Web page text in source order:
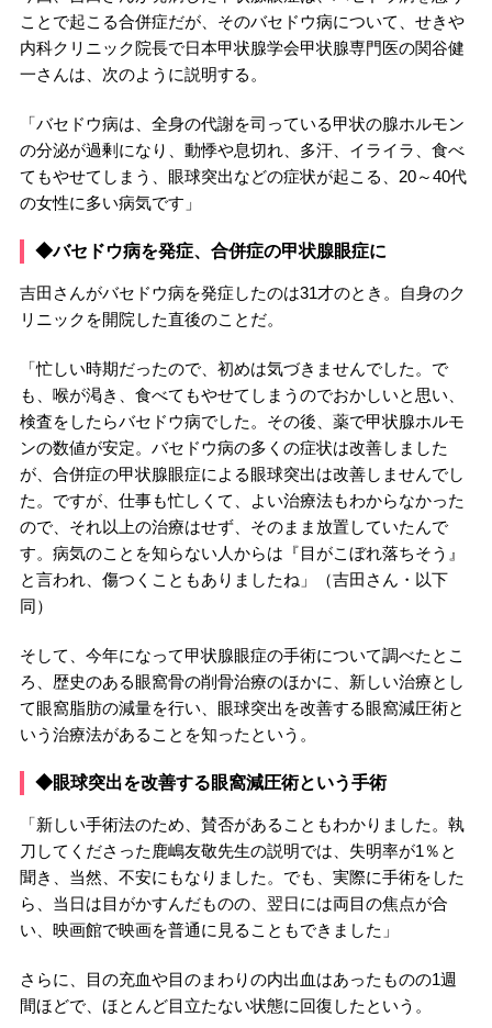
ことで起こる合併症だが、そのバセドウ病について、せきや
内科クリニック院長で日本甲状腺学会甲状腺専門医の関谷健
一さんは、次のように説明する。
「バセドウ病は、全身の代謝を司っている甲状の腺ホルモン
の分泌が過剰になり、動悸や息切れ、多汗、イライラ、食べ
てもやせてしまう、眼球突出などの症状が起こる、20～40代
の女性に多い病気です」
◆バセドウ病を発症、合併症の甲状腺眼症に
吉田さんがバセドウ病を発症したのは31才のとき。自身のク
リニックを開院した直後のことだ。
「忙しい時期だったので、初めは気づきませんでした。で
も、喉が渇き、食べてもやせてしまうのでおかしいと思い、
検査をしたらバセドウ病でした。その後、薬で甲状腺ホルモ
ンの数値が安定。バセドウ病の多くの症状は改善しました
が、合併症の甲状腺眼症による眼球突出は改善しませんでし
た。ですが、仕事も忙しくて、よい治療法もわからなかった
ので、それ以上の治療はせず、そのまま放置していたんで
す。病気のことを知らない人からは『目がこぼれ落ちそう』
と言われ、傷つくこともありましたね」（吉田さん・以下
同）
そして、今年になって甲状腺眼症の手術について調べたとこ
ろ、歴史のある眼窩骨の削骨治療のほかに、新しい治療とし
て眼窩脂肪の減量を行い、眼球突出を改善する眼窩減圧術と
いう治療法があることを知ったという。
◆眼球突出を改善する眼窩減圧術という手術
「新しい手術法のため、賛否があることもわかりました。執
刀してくださった鹿嶋友敬先生の説明では、失明率が1％と
聞き、当然、不安にもなりました。でも、実際に手術をした
ら、当日は目がかすんだものの、翌日には両目の焦点が合
い、映画館で映画を普通に見ることもできました」
さらに、目の充血や目のまわりの内出血はあったものの1週
間ほどで、ほとんど目立たない状態に回復したという。